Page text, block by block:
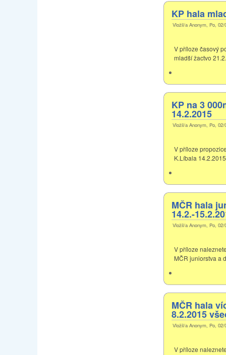
KP hala
Vložil/a Anonym, Po, 02/
V příloze časový
mladší žactvo
KP na 3
14.2.2015
Vložil/a Anonym, Po, 02/
V příloze
K.Líbala 14.2.2015
MČR hala
14.2.-
Vložil/a Anonym, Po, 02/
V příloze
MČR juniorstva a
MČR hala
8.2.2015
Vložil/a Anonym, Po, 02/
V příloze